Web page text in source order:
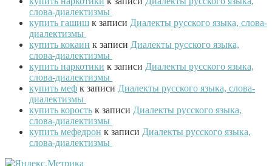
слова-диалектизмы
купить гашиш к записи Диалекты русского языка, слова-
диалектизмы
купить кокаин к записи Диалекты русского языка,
слова-диалектизмы
купить наркотики к записи Диалекты русского языка,
слова-диалектизмы
купить меф к записи Диалекты русского языка, слова-
диалектизмы
купить корость к записи Диалекты русского языка,
слова-диалектизмы
купить мефедрон к записи Диалекты русского языка,
слова-диалектизмы